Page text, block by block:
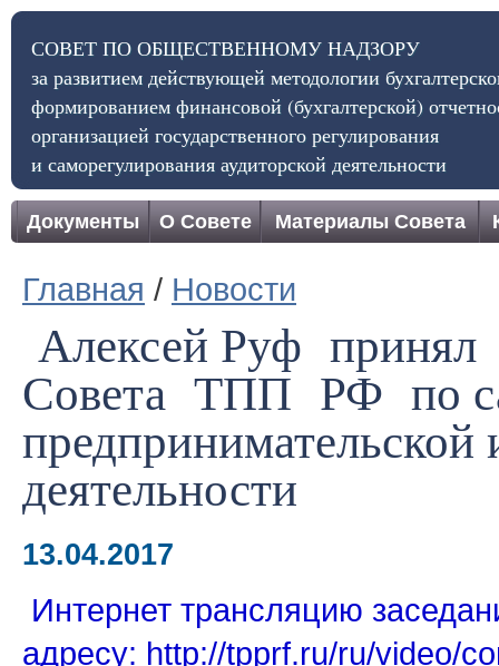
СОВЕТ ПО ОБЩЕСТВЕННОМУ НАДЗОРУ
за развитием действующей методологии
формированием финансовой (бухгалтерской)
организацией государственного регулирования
и саморегулирования аудиторской деятельности
Документы О Совете Материалы Совета
Главная / Новости
Алексей Руф
Совета ТПП РФ по
деятельности
13.04.2017
Интернет трансляцию
адресу: http://tpprf.ru/ru/video/